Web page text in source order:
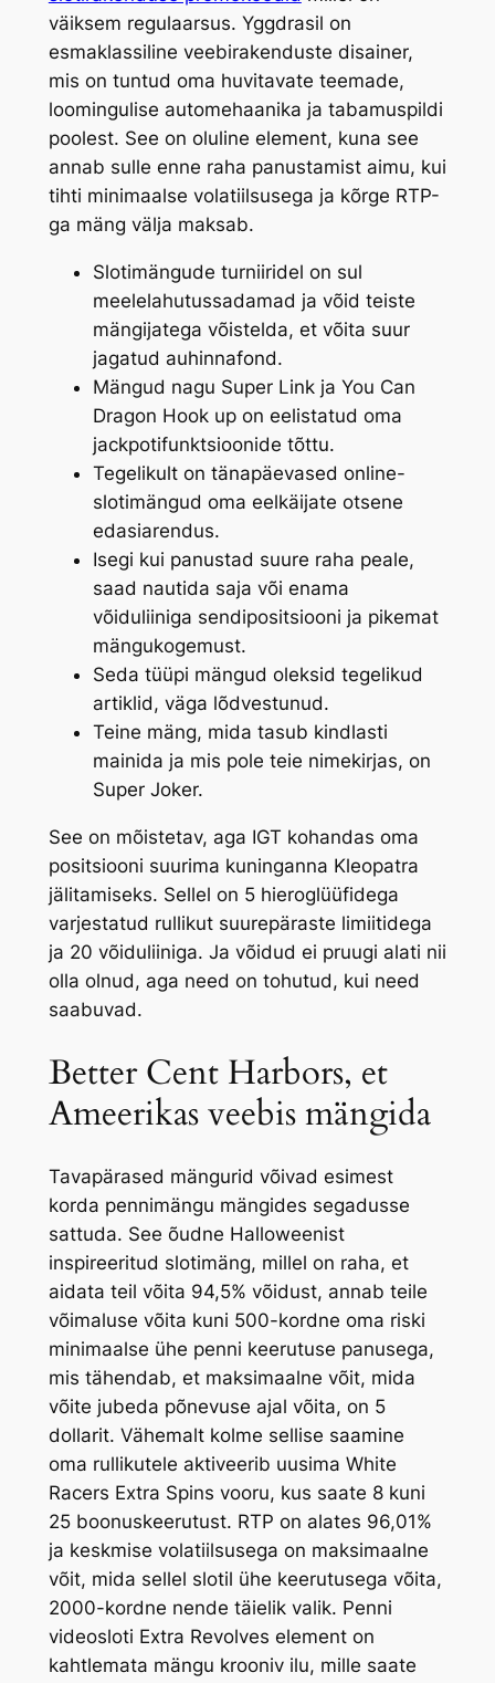
väiksem regulaarsus. Yggdrasil on
esmaklassiline veebirakenduste disainer,
mis on tuntud oma huvitavate teemade,
loomingulise automehaanika ja tabamuspildi
poolest. See on oluline element, kuna see
annab sulle enne raha panustamist aimu, kui
tihti minimaalse volatiilsusega ja kõrge RTP-
ga mäng välja maksab.
Slotimängude turniiridel on sul
meelelahutussadamad ja võid teiste
mängijatega võistelda, et võita suur
jagatud auhinnafond.
Mängud nagu Super Link ja You Can
Dragon Hook up on eelistatud oma
jackpotifunktsioonide tõttu.
Tegelikult on tänapäevased online-
slotimängud oma eelkäijate otsene
edasiarendus.
Isegi kui panustad suure raha peale,
saad nautida saja või enama
võiduliiniga sendipositsiooni ja pikemat
mängukogemust.
Seda tüüpi mängud oleksid tegelikud
artiklid, väga lõdvestunud.
Teine mäng, mida tasub kindlasti
mainida ja mis pole teie nimekirjas, on
Super Joker.
See on mõistetav, aga IGT kohandas oma
positsiooni suurima kuninganna Kleopatra
jälitamiseks. Sellel on 5 hieroglüüfidega
varjestatud rullikut suurepäraste limiitidega
ja 20 võiduliiniga. Ja võidud ei pruugi alati nii
olla olnud, aga need on tohutud, kui need
saabuvad.
Better Cent Harbors, et
Ameerikas veebis mängida
Tavapärased mängurid võivad esimest
korda pennimängu mängides segadusse
sattuda. See õudne Halloweenist
inspireeritud slotimäng, millel on raha, et
aidata teil võita 94,5% võidust, annab teile
võimaluse võita kuni 500-kordne oma riski
minimaalse ühe penni keerutuse panusega,
mis tähendab, et maksimaalne võit, mida
võite jubeda põnevuse ajal võita, on 5
dollarit. Vähemalt kolme sellise saamine
oma rullikutele aktiveerib uusima White
Racers Extra Spins vooru, kus saate 8 kuni
25 boonuskeerutust. RTP on alates 96,01%
ja keskmise volatiilsusega on maksimaalne
võit, mida sellel slotil ühe keerutusega võita,
2000-kordne nende täielik valik. Penni
videosloti Extra Revolves element on
kahtlemata mängu krooniv ilu, mille saate